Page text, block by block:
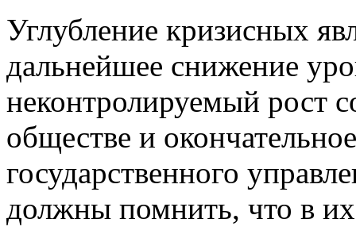
Углубление кризисных
дальнейшее снижение
неконтролируемый рост
обществе и
государственного
должны помнить, что в их